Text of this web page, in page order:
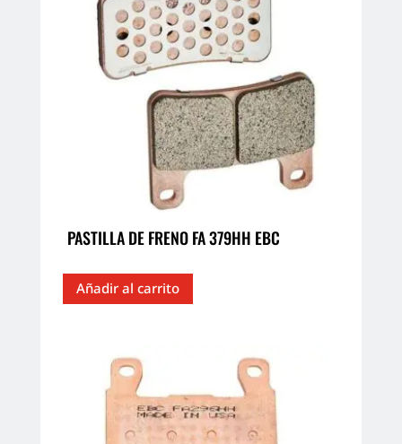
PASTILLA DE FRENO FA 379HH EBC
Añadir al carrito